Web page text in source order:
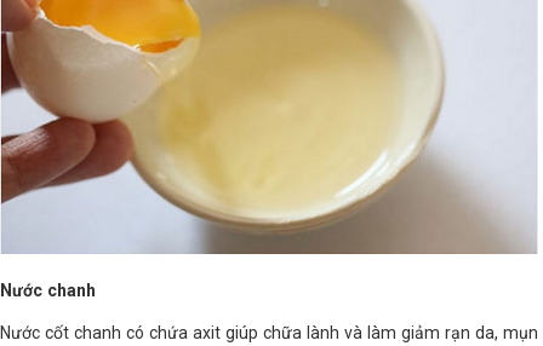
Nước chanh
Nước cốt chanh có chứa axit giúp chữa lành và làm giảm rạn da, mụn